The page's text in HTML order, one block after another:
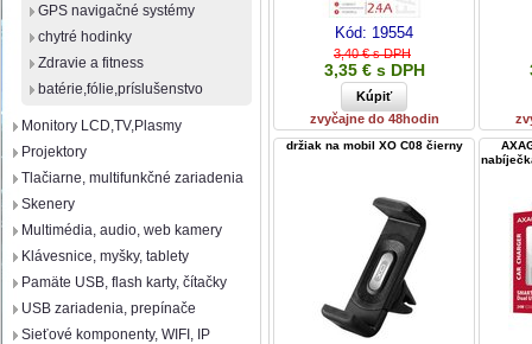
GPS navigačné systémy
chytré hodinky
Zdravie a fitness
batérie,fólie,príslušenstvo
Monitory LCD,TV,Plasmy
Projektory
Tlačiarne, multifunkčné zariadenia
Skenery
Multimédia, audio, web kamery
Klávesnice, myšky, tablety
Pamäte USB, flash karty, čítačky
USB zariadenia, prepínače
Sieťové komponenty, WIFI, IP
Kód: 19554
3,40 € s DPH
3,35 € s DPH
zvyčajne do 48hodin
držiak na mobil XO C08 čierny